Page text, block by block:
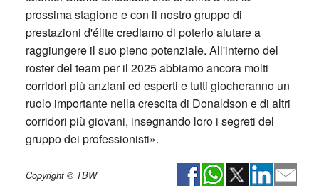
prossima stagione e con il nostro gruppo di
prestazioni d'élite crediamo di poterlo aiutare a
raggiungere il suo pieno potenziale. All'interno del
roster del team per il 2025 abbiamo ancora molti
corridori più anziani ed esperti e tutti giocheranno un
ruolo importante nella crescita di Donaldson e di altri
corridori più giovani, insegnando loro i segreti del
gruppo dei professionisti».
Copyright © TBW